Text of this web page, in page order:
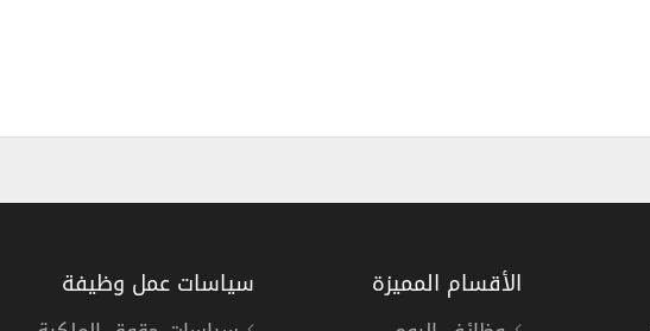
الأقسام المميزة سياسات عمل وظيفة